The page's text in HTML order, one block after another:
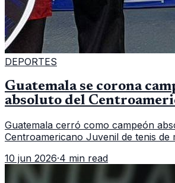
DEPORTES
Guatemala se corona
absoluto del
Guatemala cerró como campeón
Centroamericano Juvenil de tenis de
cobertura oficial difundida por CDAG.
10 jun 2026·4 min read